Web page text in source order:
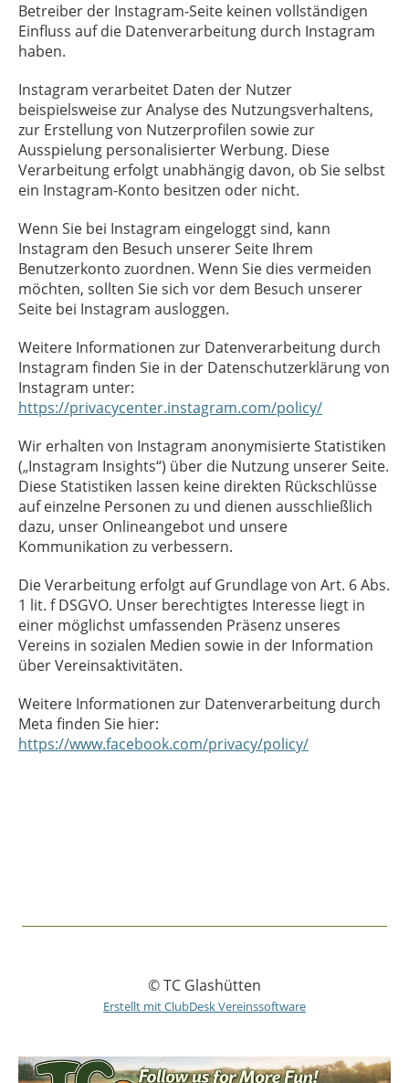
Betreiber der Instagram-Seite keinen vollständigen
Einfluss auf die Datenverarbeitung durch Instagram
haben.
Instagram verarbeitet Daten der Nutzer
beispielsweise zur Analyse des Nutzungsverhaltens,
zur Erstellung von Nutzerprofilen sowie zur
Ausspielung personalisierter Werbung. Diese
Verarbeitung erfolgt unabhängig davon, ob Sie selbst
ein Instagram-Konto besitzen oder nicht.
Wenn Sie bei Instagram eingeloggt sind, kann
Instagram den Besuch unserer Seite Ihrem
Benutzerkonto zuordnen. Wenn Sie dies vermeiden
möchten, sollten Sie sich vor dem Besuch unserer
Seite bei Instagram ausloggen.
Weitere Informationen zur Datenverarbeitung durch
Instagram finden Sie in der Datenschutzerklärung von
Instagram unter:
https://privacycenter.instagram.com/policy/
Wir erhalten von Instagram anonymisierte Statistiken
(„Instagram Insights“) über die Nutzung unserer Seite.
Diese Statistiken lassen keine direkten Rückschlüsse
auf einzelne Personen zu und dienen ausschließlich
dazu, unser Onlineangebot und unsere
Kommunikation zu verbessern.
Die Verarbeitung erfolgt auf Grundlage von Art. 6 Abs.
1 lit. f DSGVO. Unser berechtigtes Interesse liegt in
einer möglichst umfassenden Präsenz unseres
Vereins in sozialen Medien sowie in der Information
über Vereinsaktivitäten.
Weitere Informationen zur Datenverarbeitung durch
Meta finden Sie hier:
https://www.facebook.com/privacy/policy/
© TC Glashütten
Erstellt mit ClubDesk Vereinssoftware